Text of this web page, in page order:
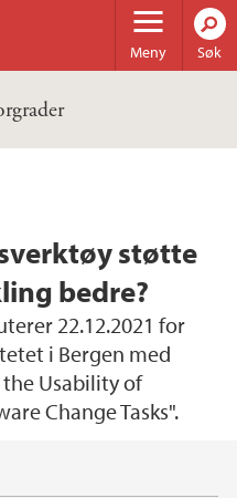
Meny Søk
støtte
bedre?
22.12.2021 for
i Bergen med
Usability of
Change Tasks".